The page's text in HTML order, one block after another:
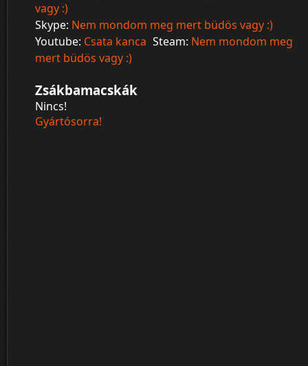
vagy :)
Skype: Nem mondom meg mert büdös vagy :)
Youtube: Csata kanca Steam: Nem mondom meg
mert büdös vagy :)
Zsákbamacskák
Nincs!
Gyártósorra!